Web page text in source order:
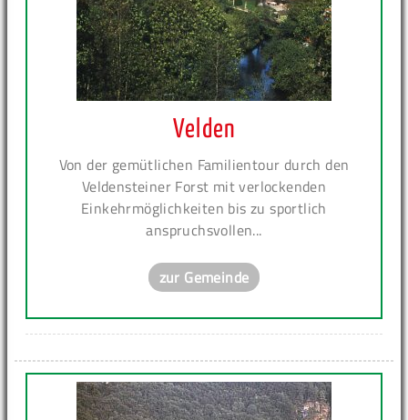
Velden
Von der gemütlichen Familientour durch den
Veldensteiner Forst mit verlockenden
Einkehrmöglichkeiten bis zu sportlich
anspruchsvollen...
zur Gemeinde